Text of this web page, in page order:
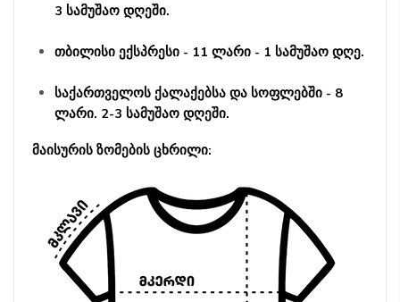
3 სამუშაო დღეში.
თბილისი ექსპრესი - 11 ლარი - 1 სამუშაო დღე.
საქართველოს ქალაქებსა და სოფლებში - 8
ლარი. 2-3 სამუშაო დღეში.
მაისურის ზომების ცხრილი: